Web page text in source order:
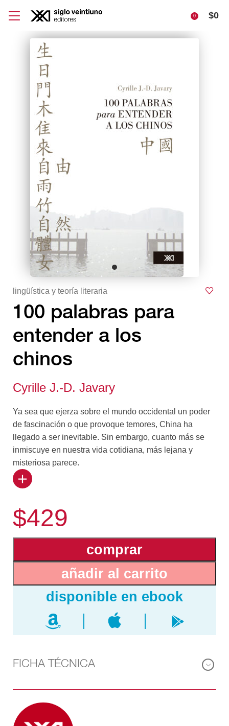
0 $0
lingüística y teoría literaria
100 palabras para
entender a los
chinos
Cyrille J.-D. Javary
Ya sea que ejerza sobre el mundo occidental un poder
de fascinación o que provoque temores, China ha
llegado a ser inevitable. Sin embargo, cuanto más se
inmiscuye en nuestra vida cotidiana, más lejana y
misteriosa parece.
Para abrirnos las puertas del universo y del modo de
entregado a una especie de inventario a la Prévert
contando las...
mil y una historias que contienen los ideogramas.
Concebidos hace treinta y cinco siglos, y permanecido
sin cambio en sus principios, estos signos, que son
dibujos de ideas, transmiten valores siguiendo una
lógica singular. ¿Cómo hacen los chinos para escribir
los productos de la modernidad como Coca-Cola, e-
mail o láser? ¿Qué caracteres utilizan para designar las
ideas nacidas en Occidente como “república”, “juegos
A este juego divertido e instructivo nos invita Cyrille J.-
o a escribir la lengua china moderna.
$429
añadir al carrito
comprar
FICHA TÉCNICA